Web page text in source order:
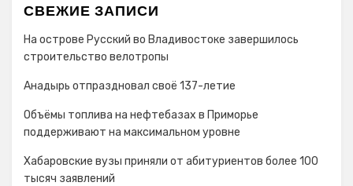
СВЕЖИЕ ЗАПИСИ
На острове Русский во Владивостоке завершилось
строительство велотропы
Анадырь отпраздновал своё 137-летие
Объёмы топлива на нефтебазах в Приморье
поддерживают на максимальном уровне
Хабаровские вузы приняли от абитуриентов более 100
тысяч заявлений